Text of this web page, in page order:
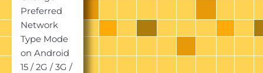
Preferred
Network
Type Mode
on Android
15 / 2G / 3G /